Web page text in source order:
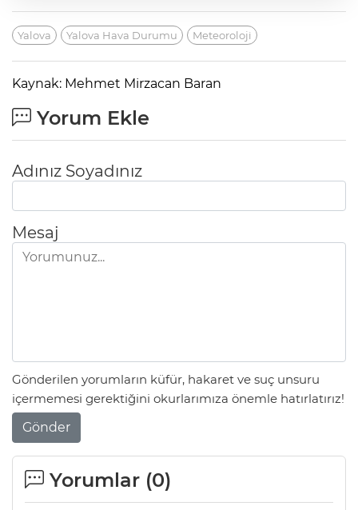
Yalova Yalova Hava Durumu Meteoroloji
Kaynak: Mehmet Mirzacan Baran
Yorum Ekle
Adınız Soyadınız
Mesaj
Gönderilen yorumların küfür, hakaret ve suç unsuru
içermemesi gerektiğini okurlarımıza önemle hatırlatırız!
Gönder
Yorumlar (0)